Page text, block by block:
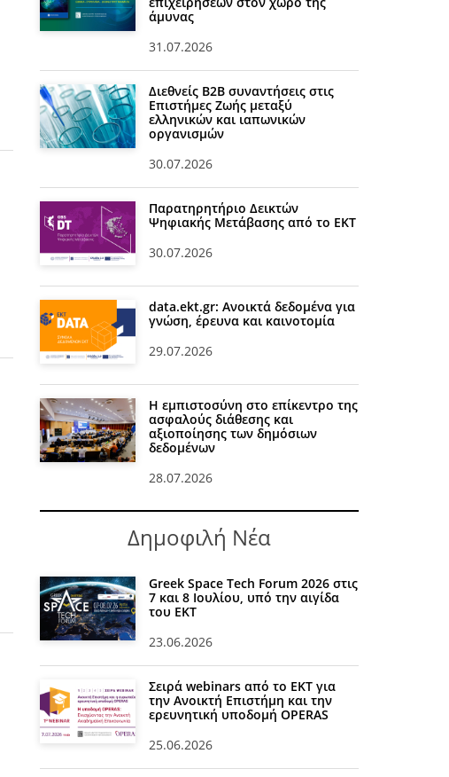
άμυνας
31.07.2026
Διεθνείς Β2Β συναντήσεις στις
Επιστήμες Ζωής μεταξύ
ελληνικών και ιαπωνικών
οργανισμών
30.07.2026
Παρατηρητήριο Δεικτών
Ψηφιακής Μετάβασης από το ΕΚΤ
30.07.2026
data.ekt.gr: Ανοικτά δεδομένα για
γνώση, έρευνα και καινοτομία
29.07.2026
Η εμπιστοσύνη στο επίκεντρο της
ασφαλούς διάθεσης και
αξιοποίησης των δημόσιων
δεδομένων
28.07.2026
Δημοφιλή Νέα
Greek Space Tech Forum 2026 στις
7 και 8 Ιουλίου, υπό την αιγίδα
του ΕΚΤ
23.06.2026
Σειρά webinars από το ΕΚΤ για
την Ανοικτή Επιστήμη και την
ερευνητική υποδομή OPERAS
25.06.2026